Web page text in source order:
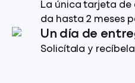
La única tarjeta de
da hasta 2 meses
Un día de
Solicítala y